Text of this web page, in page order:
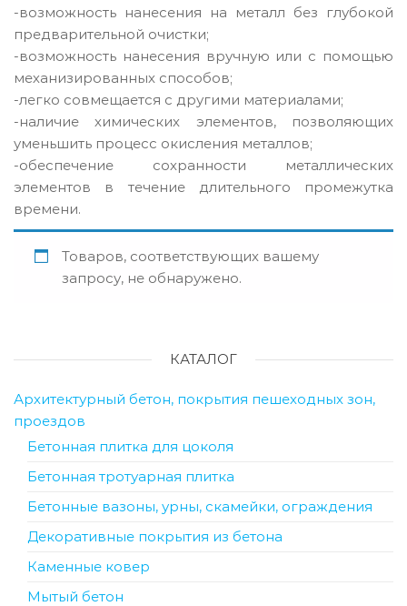
-возможность нанесения на металл без глубокой
предварительной очистки;
-возможность нанесения вручную или с помощью
механизированных способов;
-легко совмещается с другими материалами;
-наличие химических элементов, позволяющих
уменьшить процесс окисления металлов;
-обеспечение сохранности металлических
элементов в течение длительного промежутка
времени.
Товаров, соответствующих вашему
запросу, не обнаружено.
КАТАЛОГ
Архитектурный бетон, покрытия пешеходных зон,
проездов
Бетонная плитка для цоколя
Бетонная тротуарная плитка
Бетонные вазоны, урны, скамейки, ограждения
Декоративные покрытия из бетона
Каменные ковер
Мытый бетон